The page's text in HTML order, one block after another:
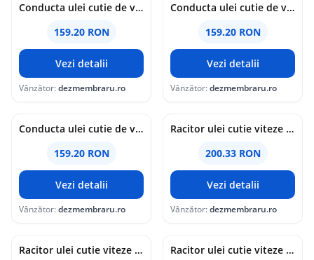
Conducta ulei cutie de viteze Bmw 5 (F10) [Fabr 2011-2016] 8511456-03 2.0 N47D20 135KW / 184CP
159.20 RON
Vezi detalii
Vânzător:dezmembraru.ro
Conducta ulei cutie de viteze Bmw 3 (F30) [Fabr 2012-2017] 8511456-03 2.0 N47D20 135KW / 184CP
159.20 RON
Vezi detalii
Vânzător:dezmembraru.ro
Conducta ulei cutie de viteze Bmw 5 GT (F07) [Fabr 2011-2016] 8511456-03 2.0 N47D20 135KW / 184CP
159.20 RON
Vezi detalii
Vânzător:dezmembraru.ro
Racitor ulei cutie viteze Audi Q7 (4LB) [Fabr 2006-2014] Facelift 7L0317019D 3.0 TDI CJGA 176KW / 240CP
200.33 RON
Vezi detalii
Vânzător:dezmembraru.ro
Racitor ulei cutie viteze Bmw 2 Active Tourer (F45) [Fabr 2014-prezent] 8514515-07 2.0 B47D 140KW / 190CP
Racitor ulei cutie viteze Bmw 1 (F20, F21) [Fabr 2011-2017] 8514515-07 2.0 B47D 140KW / 190CP